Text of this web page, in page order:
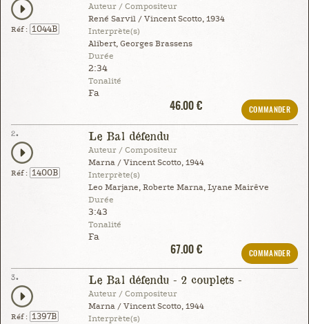
Réf : 1044B
Auteur / Compositeur
René Sarvil / Vincent Scotto, 1934
Interprète(s)
Alibert, Georges Brassens
Durée
2:34
Tonalité
Fa
46.00 €
COMMANDER
2.
Réf : 1400B
Le Bal défendu
Auteur / Compositeur
Marna / Vincent Scotto, 1944
Interprète(s)
Leo Marjane, Roberte Marna, Lyane Mairêve
Durée
3:43
Tonalité
Fa
67.00 €
COMMANDER
3.
Réf : 1397B
Le Bal défendu - 2 couplets -
Auteur / Compositeur
Marna / Vincent Scotto, 1944
Interprète(s)